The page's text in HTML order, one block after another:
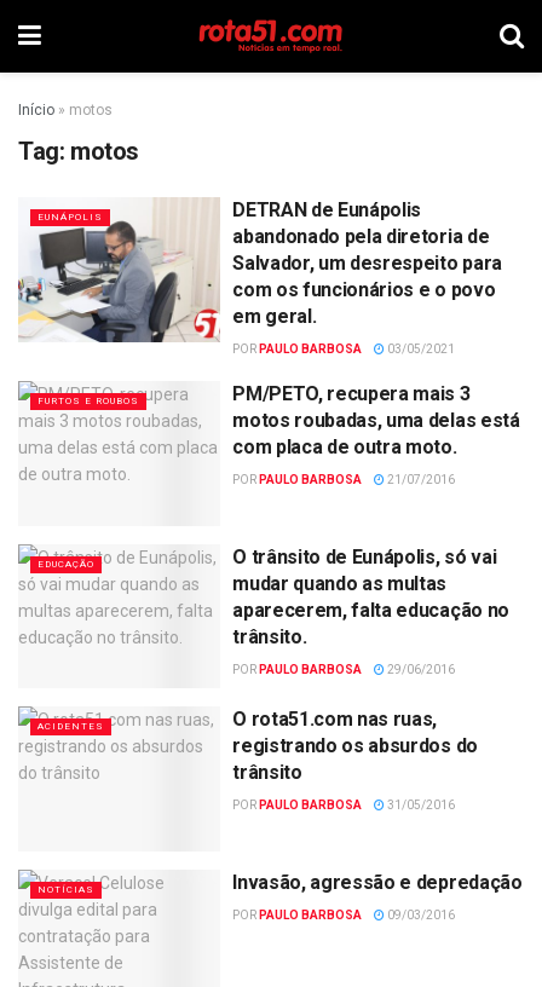
Início » motos
Tag: motos
EUNÁPOLIS
DETRAN de Eunápolis
abandonado pela diretoria de
Salvador, um desrespeito para
com os funcionários e o povo
em geral.
POR PAULO BARBOSA 03/05/2021
FURTOS E ROUBOS
PM/PETO, recupera mais 3
motos roubadas, uma delas está
com placa de outra moto.
POR PAULO BARBOSA 21/07/2016
EDUCAÇÃO
O trânsito de Eunápolis, só vai
mudar quando as multas
aparecerem, falta educação no
trânsito.
POR PAULO BARBOSA 29/06/2016
ACIDENTES
O rota51.com nas ruas,
registrando os absurdos do
trânsito
POR PAULO BARBOSA 31/05/2016
NOTÍCIAS Invasão, agressão e depredação
POR PAULO BARBOSA 09/03/2016